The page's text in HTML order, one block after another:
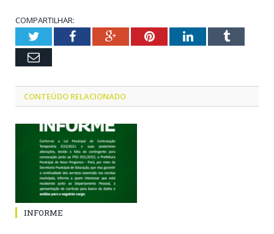
COMPARTILHAR:
TwitterFacebookGoogle+PinterestLinkedInTumblr
Email
CONTEÚDO RELACIONADO
INFORME